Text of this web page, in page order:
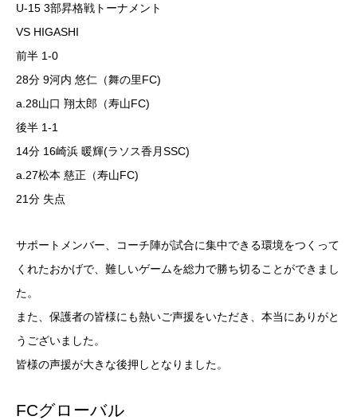
U-15 3部昇格戦トーナメント
VS HIGASHI
前半 1-0
28分 9河内 悠仁（舞の里FC)
a.28山口 翔太郎（寿山FC)
後半 1-1
14分 16崎浜 暖輝(ラソス香月SSC)
a.27松本 慈正（寿山FC)
21分 失点
サポートメンバー、コーチ陣が試合に集中できる環境をつくって
くれたおかげで、難しいゲームを総力で勝ち切ることができまし
た。
また、保護者の皆様にも熱いご声援をいただき、本当にありがと
うございました。
皆様の声援が大きな後押しとなりました。
FCグローバル